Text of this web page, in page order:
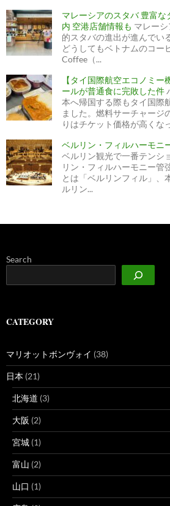
マレーシアのスタバ 豊富
内 空港店舗情報も マレー
的スタバの進出が進んでい
どうしてもベトナムのコー
Coffee（...
【タイ国際航空エコノミー
ールが普通食に完敗した件
本へ帰国する際もタイ国際
ました。燃料サーチャージ
りはチケット価格が高くな
ベルリン・フィルハーモニ
ベルリン観光で一番テンシ
リン・フィルハーモニー管
とは「ベルリンフィル」、
ルリン...
Search
CATEGORY
マリオットボンヴォイ (38)
日本 (21)
北海道 (3)
大阪 (2)
宮城 (1)
富山 (2)
山口 (1)